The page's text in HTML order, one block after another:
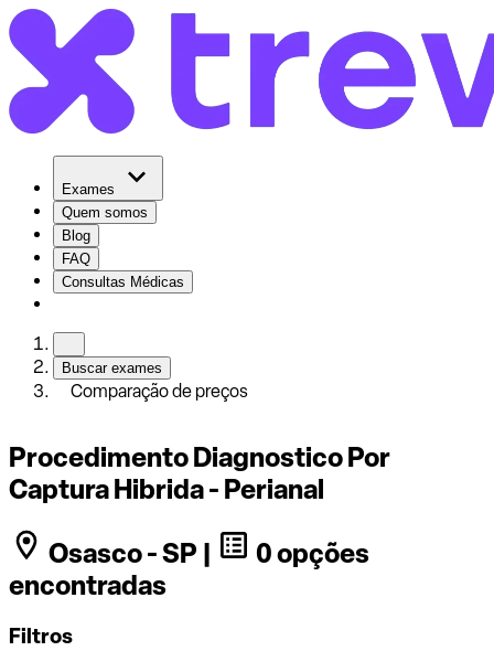
Exames
Quem somos
Blog
FAQ
Consultas Médicas
Buscar exames
Comparação de preços
Procedimento Diagnostico Por
Captura Hibrida - Perianal
Osasco - SP |
0 opções
encontradas
Filtros